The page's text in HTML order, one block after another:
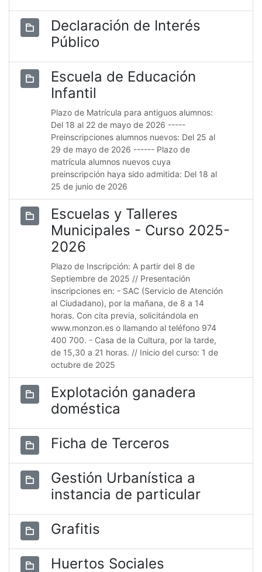
Declaración de Interés
Público
Escuela de Educación
Infantil
Plazo de Matrícula para antiguos alumnos:
Del 18 al 22 de mayo de 2026 -----
Preinscripciones alumnos nuevos: Del 25 al
29 de mayo de 2026 ------ Plazo de
matrícula alumnos nuevos cuya
preinscripción haya sido admitida: Del 18 al
25 de junio de 2026
Escuelas y Talleres
Municipales - Curso 2025-
2026
Plazo de Inscripción: A partir del 8 de
Septiembre de 2025 // Presentación
inscripciones en: - SAC (Servicio de Atención
al Ciudadano), por la mañana, de 8 a 14
horas. Con cita previa, solicitándola en
www.monzon.es o llamando al teléfono 974
400 700. - Casa de la Cultura, por la tarde,
de 15,30 a 21 horas. // Inicio del curso: 1 de
octubre de 2025
Explotación ganadera
doméstica
Ficha de Terceros
Gestión Urbanística a
instancia de particular
Grafitis
Huertos Sociales